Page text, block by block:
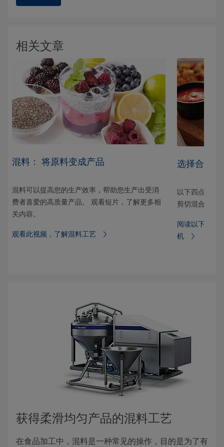
相关文章
混料： 将原料变成产品
混料可以提高您的生产效率，帮助您生产出受消
费者喜爱的高质量产品。 观看短片，了解更多相
关内容。
观看此视频，了解混料工艺
选择合适
以下四点建议
剪切混合机时
阅读以下四条
机
获得柔滑均匀产品的混料工艺
在食品加工中，混料是一种常见的操作，目的是为了有